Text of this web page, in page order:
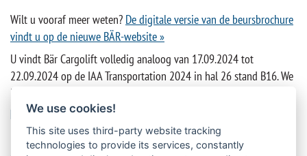
Wilt u vooraf meer weten? De digitale versie van de beursbrochure
vindt u op de nieuwe BÄR-website »
U vindt Bär Cargolift volledig analoog van 17.09.2024 tot
22.09.2024 op de IAA Transportation 2024 in hal 26 stand B16. We
kijken uit naar uw bezoek!
LABELSWe use cookies!
This site uses third-party website tracking
technologies to provide its services, constantly